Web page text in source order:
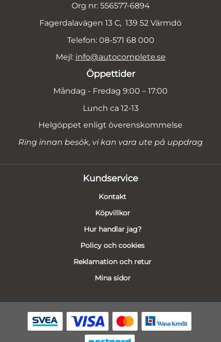
Org nr: 556577-6894
Fagerdalavägen 13 C, 139 52 Värmdö
Telefon: 08-571 68 000
Mejl: info@autocomplete.se
Öppettider
Måndag - Fredag 9:00 – 17:00
Lunch ca 12-13
Helgöppet enligt överenskommelse
Ring innan besök, vi kan vara ute på uppdrag
Kundservice
Kontakt
Köpvillkor
Hur handlar jag?
Policy och cookies
Reklamation och retur
Mina sidor